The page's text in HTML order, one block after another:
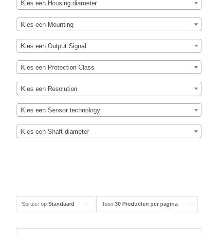
Kies een Housing diameter
Kies een Mounting
Kies een Output Signal
Kies een Protection Class
Kies een Resolution
Kies een Sensor technology
Kies een Shaft diameter
Sorteer op Standaard Toon 30 Producten per pagina